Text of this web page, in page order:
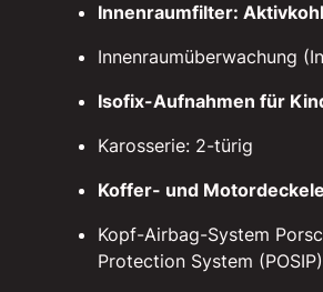
Innenraumfilter:
Innenraumüberwachung
Isofix-Aufnahmen für
Karosserie: 2-türig
Koffer- und
Kopf-Airbag-System
Protection System (POSIP)